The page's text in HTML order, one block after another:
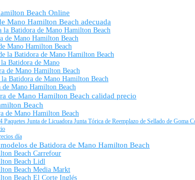
Beach Online
Mano Hamilton Beach adecuada
la Batidora de Mano Hamilton Beach
de Mano Hamilton Beach
Mano Hamilton Beach
la Batidora de Mano Hamilton Beach
Batidora de Mano
de Mano Hamilton Beach
Batidora de Mano Hamilton Beach
Mano Hamilton Beach
de Mano Hamilton Beach calidad precio
Beach
de Mano Hamilton Beach
Paquetes Junta de Licuadora Junta Tórica de Reemplazo de Sellado de Goma
día
de Batidora de Mano Hamilton Beach
Beach Carrefour
Beach Lidl
Beach Media Markt
Beach El Corte Inglés